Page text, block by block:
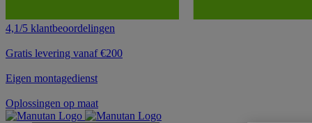
4,1/5 klantbeoordelingen
Gratis levering vanaf €200
Eigen montagedienst
Oplossingen op maat